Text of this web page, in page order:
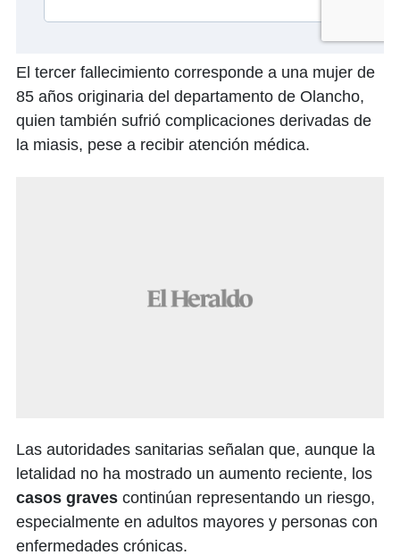
El tercer fallecimiento corresponde a una mujer de
85 años originaria del departamento de Olancho,
quien también sufrió complicaciones derivadas de
la miasis, pese a recibir atención médica.
Las autoridades sanitarias señalan que, aunque la
letalidad no ha mostrado un aumento reciente, los
casos graves continúan representando un riesgo,
especialmente en adultos mayores y personas con
enfermedades crónicas.